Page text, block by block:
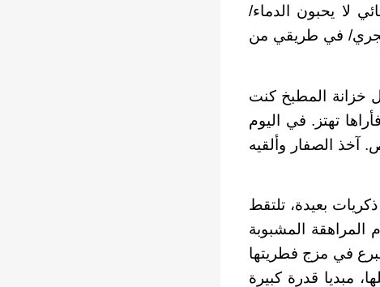
لا يحبون الدماء/
في طريقي من
خزانة المطبخ كنت
تهتز. في اليوم
آخذ الصفار وألقيه
بعيدة، تلتقط
المشبوبة
في مزج فطريتها
مبديا قدرة كبيرة